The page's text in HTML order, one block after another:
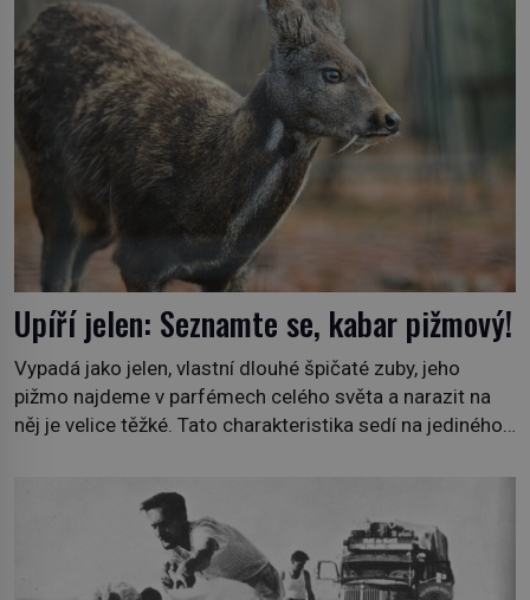
pro nic za nic, […]
Upíří jelen: Seznamte se, kabar pižmový!
Vypadá jako jelen, vlastní dlouhé špičaté zuby, jeho
pižmo najdeme v parfémech celého světa a narazit na
něj je velice těžké. Tato charakteristika sedí na jediného
1778), jenže v Asii o něm ví už celá staletí. Zvíře
připomíná jelena, v kohoutku dosahuje […]